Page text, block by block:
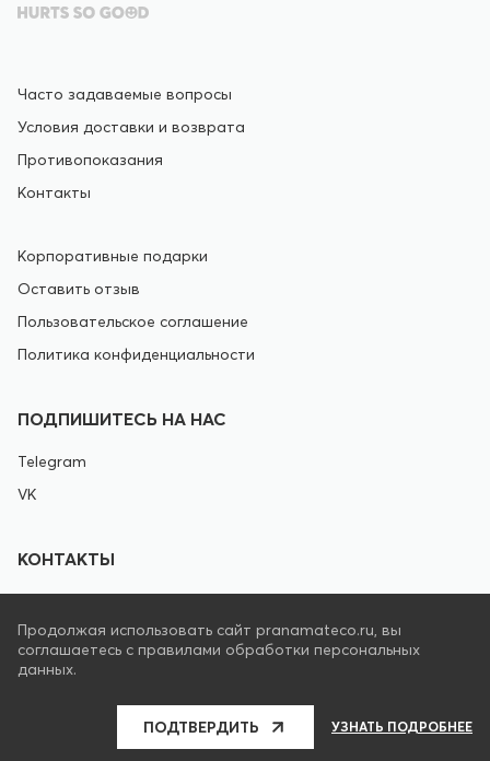
Часто задаваемые вопросы
Условия доставки и возврата
Противопоказания
Контакты
Корпоративные подарки
Оставить отзыв
Пользовательское соглашение
Политика конфиденциальности
ПОДПИШИТЕСЬ НА НАС
Telegram
VK
КОНТАКТЫ
info@pranamateco.ru
Pranamateco.ru © 2009 - 2026. Все права защищены.
Продолжая использовать сайт pranamateco.ru, вы
соглашаетесь с правилами обработки персональных
данных.
ПОДТВЕРДИТЬ УЗНАТЬ ПОДРОБНЕЕ